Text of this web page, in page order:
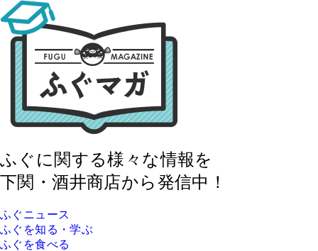
ふぐに関する様々な情報を
下関・酒井商店から発信中！
ふぐニュース
ふぐを知る・学ぶ
ふぐを食べる